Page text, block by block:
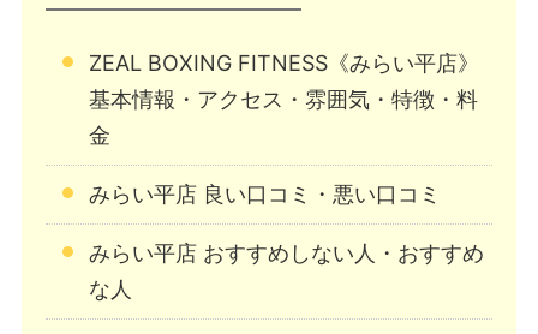
ZEAL BOXING FITNESS《みらい平店》
基本情報・アクセス・雰囲気・特徴・料
金
みらい平店 良い口コミ・悪い口コミ
みらい平店 おすすめしない人・おすすめ
な人